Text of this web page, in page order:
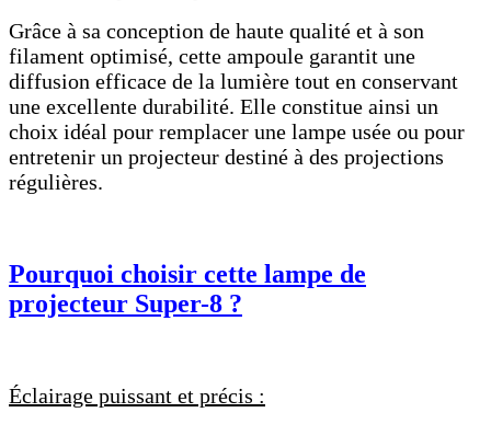
Grâce à sa conception de haute qualité et à son
filament optimisé, cette ampoule garantit une
diffusion efficace de la lumière tout en conservant
une excellente durabilité. Elle constitue ainsi un
choix idéal pour remplacer une lampe usée ou pour
entretenir un projecteur destiné à des projections
régulières.
Pourquoi choisir cette lampe de
projecteur Super-8 ?
Éclairage puissant et précis :